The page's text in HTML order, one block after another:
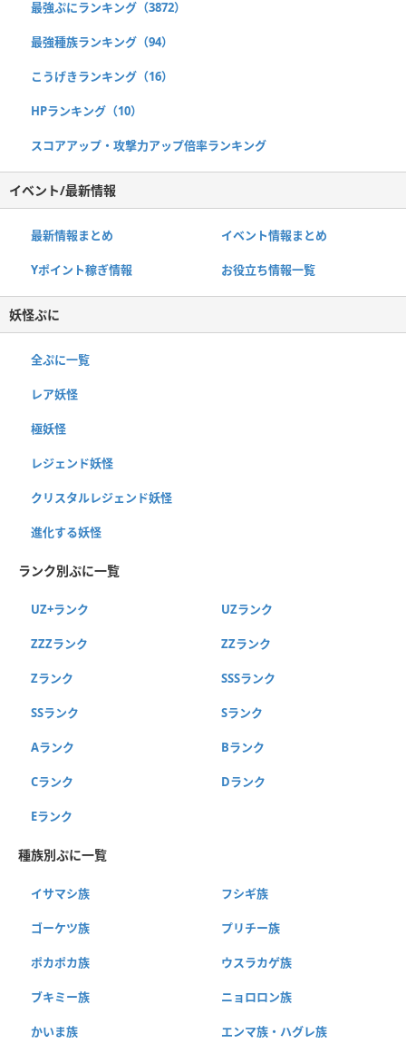
最強ぷにランキング（3872）
最強種族ランキング（94）
こうげきランキング（16）
HPランキング（10）
スコアアップ・攻撃力アップ倍率ランキング
イベント/最新情報
最新情報まとめ イベント情報まとめ
Yポイント稼ぎ情報 お役立ち情報一覧
妖怪ぷに
全ぷに一覧
レア妖怪
極妖怪
レジェンド妖怪
クリスタルレジェンド妖怪
進化する妖怪
ランク別ぷに一覧
UZ+ランク UZランク
ZZZランク ZZランク
Zランク SSSランク
SSランク Sランク
Aランク Bランク
Cランク Dランク
Eランク
種族別ぷに一覧
イサマシ族 フシギ族
ゴーケツ族 プリチー族
ポカポカ族 ウスラカゲ族
ブキミー族 ニョロロン族
かいま族 エンマ族・ハグレ族